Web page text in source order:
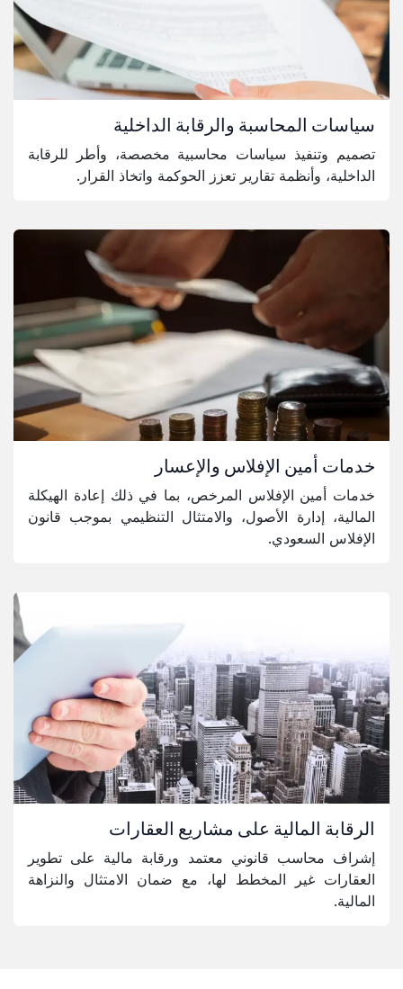
سياسات المحاسبة والرقابة الداخلية
تصميم وتنفيذ سياسات محاسبية مخصصة، وأطر للرقابة
الداخلية، وأنظمة تقارير تعزز الحوكمة واتخاذ القرار.
خدمات أمين الإفلاس والإعسار
خدمات أمين الإفلاس المرخص، بما في ذلك إعادة الهيكلة
المالية، إدارة الأصول، والامتثال التنظيمي بموجب قانون
الإفلاس السعودي.
الرقابة المالية على مشاريع العقارات
إشراف محاسب قانوني معتمد ورقابة مالية على تطوير
العقارات غير المخطط لها، مع ضمان الامتثال والنزاهة
المالية.